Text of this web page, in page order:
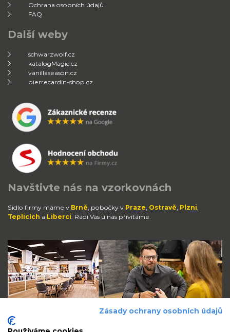
Ochrana osobních údajů
FAQ
Další weby
schwarzwolf.cz
katalogMagic.cz
vanillaseason.cz
pierrecardin-shop.cz
Navštivte nás na vzorkovnách
Sídlo firmy máme v Brně , pobočky v Praze Ostravě Plzni
Teplicích a Liberci . Rádi Vás u nás přivítáme.
Zásady ochrany osobních údajů